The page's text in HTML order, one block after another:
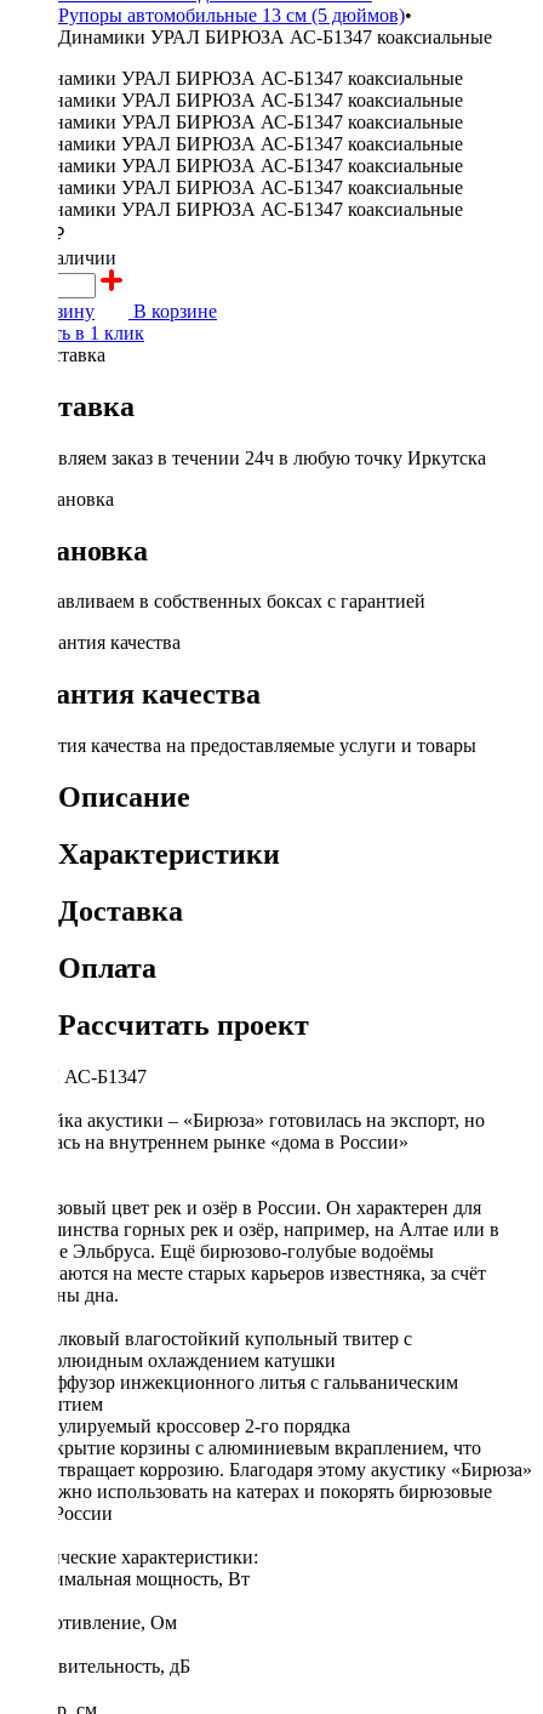
Рупоры автомобильные 13 см (5 дюймов)•
Динамики УРАЛ БИРЮЗА АС-Б1347 коаксиальные
2490 ₽
в наличии
В корзину
В корзине
Купить в 1 клик
Доставка
Доставляем заказ в течении 24ч в любую точку Иркутска
Установка
Устанавливаем в собственных боксах с гарантией
Гарантия качества
Гарантия качества на предоставляемые услуги и товары
Описание
Характеристики
Доставка
Оплата
Рассчитать проект
УРАЛ АС-Б1347
Линейка акустики – «Бирюза» готовилась на экспорт, но
осталась на внутреннем рынке «дома в России»
Бирюзовый цвет рек и озёр в России. Он характерен для
большинства горных рек и озёр, например, на Алтае или в
районе Эльбруса. Ещё бирюзово-голубые водоёмы
получаются на месте старых карьеров известняка, за счёт
белизны дна.
1) Шелковый влагостойкий купольный твитер с
ферофлюидным охлаждением катушки
2) Диффузор инжекционного литья с гальваническим
покрытием
3) Регулируемый кроссовер 2-го порядка
4) Покрытие корзины с алюминиевым вкраплением, что
предотвращает коррозию. Благодаря этому акустику «Бирюза»
возможно использовать на катерах и покорять бирюзовые
реки России
Технические характеристики:
Максимальная мощность, Вт
Сопротивление, Ом
Чувствительность, дБ
Размер, см